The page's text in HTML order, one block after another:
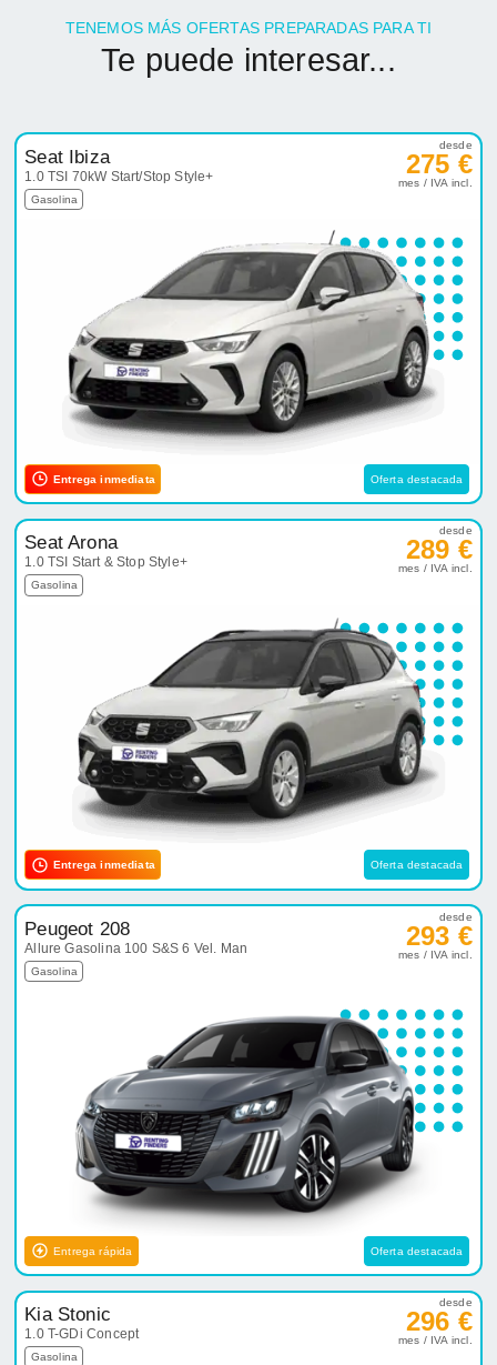
TENEMOS MÁS OFERTAS PREPARADAS PARA TI
Te puede interesar...
Seat Ibiza
1.0 TSI 70kW Start/Stop Style+
Gasolina
desde
275 €
mes / IVA incl.
Entrega inmediata Oferta destacada
Seat Arona
1.0 TSI Start & Stop Style+
Gasolina
desde
289 €
mes / IVA incl.
Entrega inmediata Oferta destacada
Peugeot 208
Allure Gasolina 100 S&S 6 Vel. Man
Gasolina
desde
293 €
mes / IVA incl.
Entrega rápida Oferta destacada
Kia Stonic
1.0 T-GDi Concept
Gasolina
desde
296 €
mes / IVA incl.